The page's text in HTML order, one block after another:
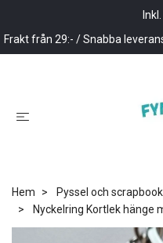
Frakt från 29:- / Snabba
Hem Pyssel och
Nyckelring Kortlek hänge